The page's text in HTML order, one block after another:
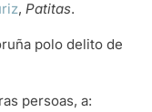
, Patitas.
polo delito de
persoas, a: